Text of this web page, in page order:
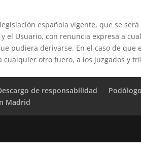
española vigente, que se
y el Usuario, con renuncia expresa a
pudiera derivarse. En el caso de que
cualquier otro fuero, a los juzgados y
de responsabilidad
Madrid